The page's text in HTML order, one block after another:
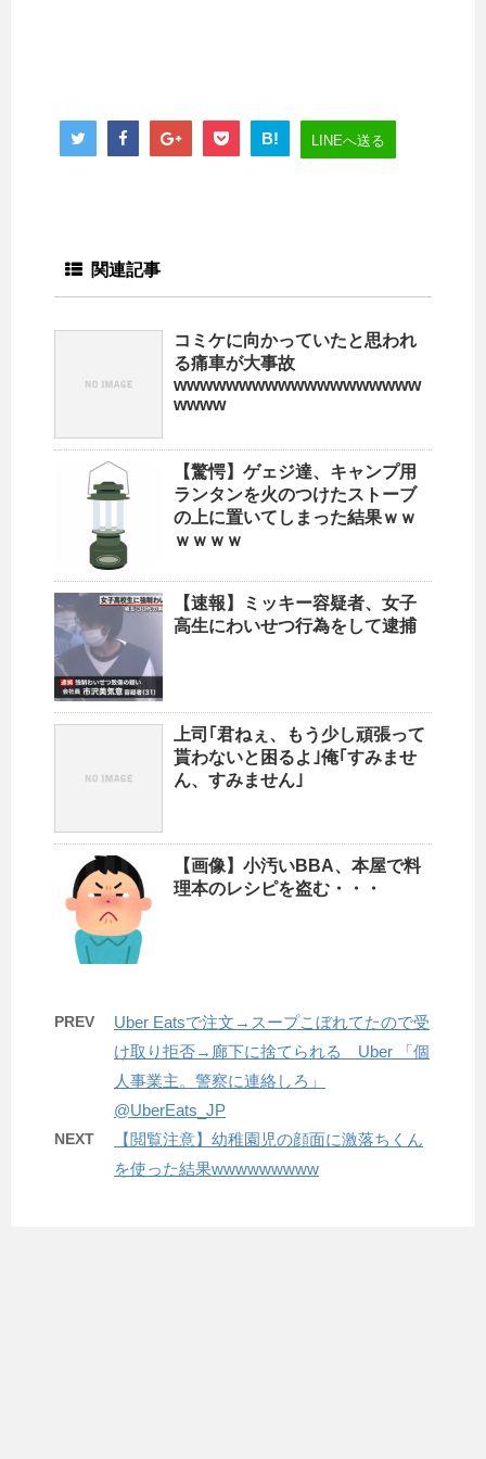
B! LINEへ送る
関連記事
コミケに向かっていたと思われ
る痛車が大事故
wwwwwwwwwwwwwwwwwww
wwww
【驚愕】ゲェジ達、キャンプ用
ランタンを火のつけたストーブ
の上に置いてしまった結果ｗｗ
ｗｗｗｗ
【速報】ミッキー容疑者、女子
高生にわいせつ行為をして逮捕
上司｢君ねぇ、もう少し頑張って
貰わないと困るよ｣俺｢すみませ
ん、すみません｣
【画像】小汚いBBA、本屋で料
理本のレシピを盗む・・・
PREV
Uber Eatsで注文→スープこぼれてたので受
け取り拒否→廊下に捨てられる Uber 「個
人事業主。警察に連絡しろ」
@UberEats_JP
NEXT
【閲覧注意】幼稚園児の顔面に激落ちくん
を使った結果wwwwwwwww